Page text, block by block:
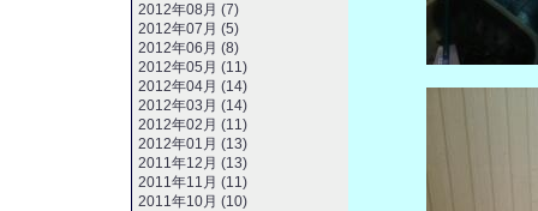
2012年08月 (7)
2012年07月 (5)
2012年06月 (8)
2012年05月 (11)
2012年04月 (14)
2012年03月 (14)
2012年02月 (11)
2012年01月 (13)
2011年12月 (13)
2011年11月 (11)
2011年10月 (10)